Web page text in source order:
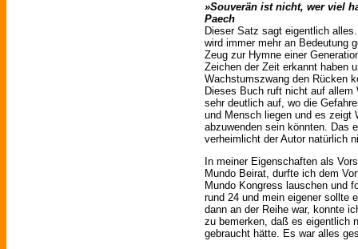
»Souverän ist nicht, wer viel
Paech
Dieser Satz sagt eigentlich
wird immer mehr an Bedeutung
Zeug zur Hymne einer
Zeichen der Zeit erkannt haben
Wachstumszwang den Rücken
Dieses Buch ruft nicht auf
sehr deutlich auf, wo die
und Mensch liegen und es zeigt
abzuwenden sein könnten. Das
verheimlicht der Autor natürlich
In meiner Eigenschaften als
Mundo Beirat, durfte ich dem
Mundo Kongress lauschen und
rund 24 und mein eigener sollte
dann an der Reihe war, konnte
zu bemerken, daß es eigentlich
gebraucht hätte. Es war alles